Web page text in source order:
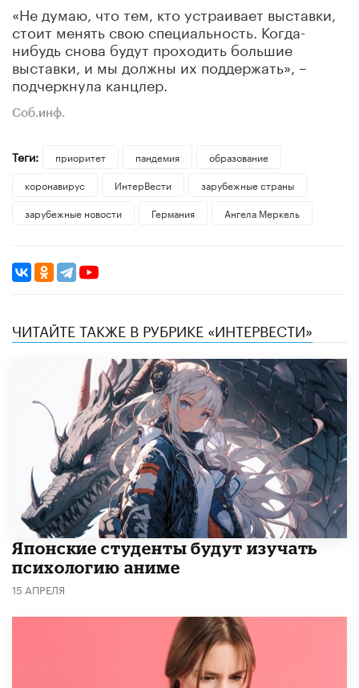
«Не думаю, что тем, кто устраивает выставки,
стоит менять свою специальность. Когда-
нибудь снова будут проходить большие
выставки, и мы должны их поддержать», –
подчеркнула канцлер.
Соб.инф.
Теги: приоритет пандемия
образование
коронавирус
ИнтерВести
зарубежные страны
зарубежные новости
Германия Ангела Меркель
ЧИТАЙТЕ ТАКЖЕ В РУБРИКЕ «ИНТЕРВЕСТИ»
Японские студенты будут изучать
психологию аниме
15 АПРЕЛЯ